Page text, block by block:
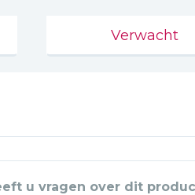
Verwacht
u vragen over dit